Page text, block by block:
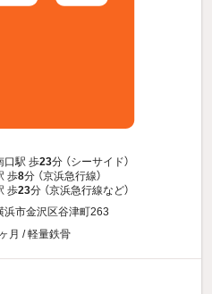
口駅 歩23分 （シーサイド）
歩8分 （京浜急行線）
歩23分 （京浜急行線など）
浜市金沢区谷津町263
月 / 軽量鉄骨